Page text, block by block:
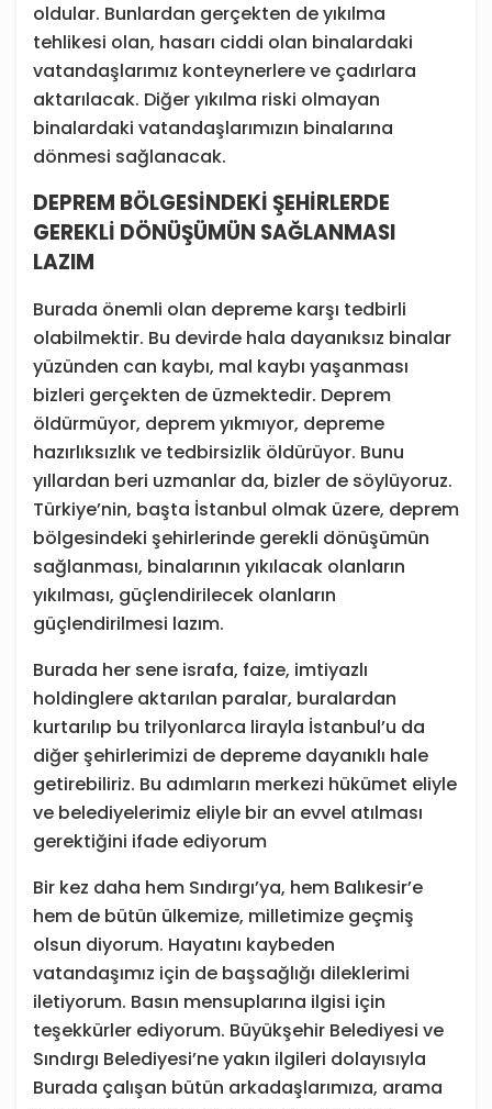
oldular. Bunlardan gerçekten de yıkılma
tehlikesi olan, hasarı ciddi olan binalardaki
vatandaşlarımız konteynerlere ve çadırlara
aktarılacak. Diğer yıkılma riski olmayan
binalardaki vatandaşlarımızın binalarına
dönmesi sağlanacak.
DEPREM BÖLGESİNDEKİ ŞEHİRLERDE
GEREKLİ DÖNÜŞÜMÜN SAĞLANMASI
LAZIM
Burada önemli olan depreme karşı tedbirli
olabilmektir. Bu devirde hala dayanıksız binalar
yüzünden can kaybı, mal kaybı yaşanması
bizleri gerçekten de üzmektedir. Deprem
öldürmüyor, deprem yıkmıyor, depreme
hazırlıksızlık ve tedbirsizlik öldürüyor. Bunu
yıllardan beri uzmanlar da, bizler de söylüyoruz.
Türkiye’nin, başta İstanbul olmak üzere, deprem
bölgesindeki şehirlerinde gerekli dönüşümün
sağlanması, binalarının yıkılacak olanların
yıkılması, güçlendirilecek olanların
güçlendirilmesi lazım.
Burada her sene israfa, faize, imtiyazlı
holdinglere aktarılan paralar, buralardan
kurtarılıp bu trilyonlarca lirayla İstanbul’u da
diğer şehirlerimizi de depreme dayanıklı hale
getirebiliriz. Bu adımların merkezi hükümet eliyle
ve belediyelerimiz eliyle bir an evvel atılması
gerektiğini ifade ediyorum
Bir kez daha hem Sındırgı’ya, hem Balıkesir’e
hem de bütün ülkemize, milletimize geçmiş
olsun diyorum. Hayatını kaybeden
vatandaşımız için de başsağlığı dileklerimi
iletiyorum. Basın mensuplarına ilgisi için
teşekkürler ediyorum. Büyükşehir Belediyesi ve
Sındırgı Belediyesi’ne yakın ilgileri dolayısıyla
Burada çalışan bütün arkadaşlarımıza, arama